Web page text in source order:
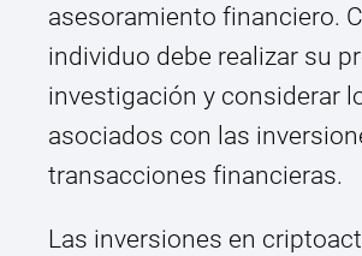
asesoramiento financiero.
individuo debe realizar su
investigación y considerar
asociados con las
transacciones financieras.
Las inversiones en